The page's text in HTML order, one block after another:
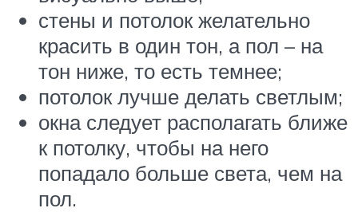
стены и потолок желательно
красить в один тон, а пол – на
тон ниже, то есть темнее;
потолок лучше делать светлым;
окна следует располагать ближе
к потолку, чтобы на него
попадало больше света, чем на
пол.